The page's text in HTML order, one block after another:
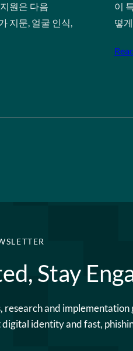
원은 다음
지문, 얼굴 인식,
이
떻
Stay
research and
identity and fast,